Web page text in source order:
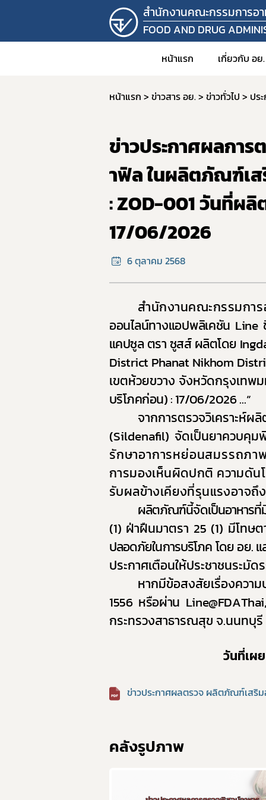
สำนักงานคณะกรรมการอา
FOOD AND DRUG
หน้าแรก เกี่ยวกับ อย.
3. โคร
4. ข้อมู
คำสั่
5. แผ
9. แผน
10. นโ
11. กา
12. ข้อ
13. กา
14. กา
หน้าแรก ข่าวสาร อย. ข่าวทั่วไป ปร
ข่าวประกาศผลกา
าฟิล ในผลิตภัณฑ์เ
: ZOD-001 วันที่ผ
17/06/2026
6 ตุลาคม 2568
สำนักงานคณะกรรมกา
ออนไลน์ทางแอปพลิเคชัน Line
แคปซูล ตรา ซูสส์ ผลิตโดย
District Phanat Nikhom
เขตห้วยขวาง จังหวัดกรุงเทพ
บริโภคก่อน):17/06/2026...”
จากการตรวจวิเคราะ
(Sildenafil) จัดเป็นยาควบคุม
รักษาอาการหย่อนสมรรถภา
การมองเห็นผิดปกติ ความดัน
รับผลข้างเคียงที่รุนแรงอาจถึ
ผลิตภัณฑ์นี้จัดเป็นอาหารที่
(1) ฝ่าฝืนมาตรา 25 (1) มีโท
ปลอดภัยในการบริโภค โดย อย. แ
ประกาศเตือนให้ประชาชนระมั
หากมีข้อสงสัยเรื่องคว
1556 หรือผ่าน
กระทรวงสาธารณสุข จ.นนทบุ
วันที่เผ
ข่าวประกาศผลตรวจ ผลิตภัณฑ์เสริ
คลังรูปภาพ